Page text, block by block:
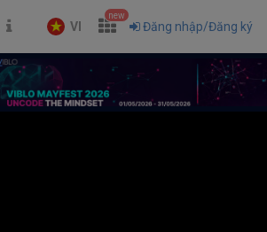
VI
new
Đăng nhập/Đăng ký